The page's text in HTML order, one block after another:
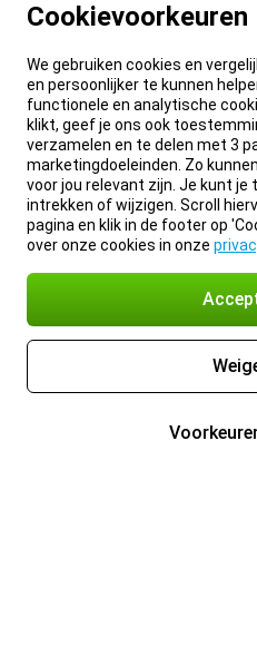
Cookievoorkeuren
We gebruiken cookies en
en persoonlijker te kunnen
functionele en analytische
klikt, geef je ons ook
verzamelen en te delen met 3
marketingdoeleinden. Zo
voor jou relevant zijn. Je kunt
intrekken of wijzigen. Scroll
pagina en klik in de footer op
over onze cookies in onze